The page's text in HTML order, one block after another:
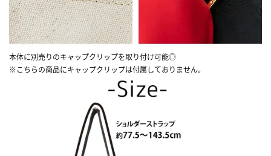
本体に別売りのキャップクリップを取り付け可能◎
※こちらの商品にキャップクリップは付属しておりません。